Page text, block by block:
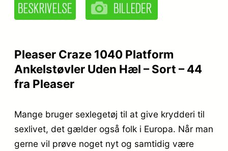
Pleaser Craze 1040 Platform
Ankelstøvler Uden Hæl – Sort – 44
fra Pleaser
Mange bruger sexlegetøj til at give krydderi til
sexlivet, det gælder også folk i Europa. Når man
gerne vil prøve noget nyt og samtidig være